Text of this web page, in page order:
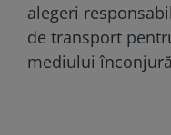
alegeri
de transport
mediului